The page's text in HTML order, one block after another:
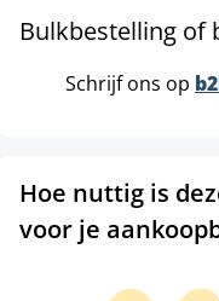
Bulkbestelling of
Schrijf ons op
Hoe nuttig is
voor je